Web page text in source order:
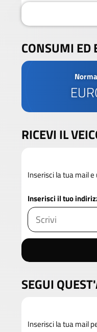
CONSUMI ED
RICEVI IL
Inserisci la tua mail
Inserisci il tuo
SEGUI
Inserisci la tua mail